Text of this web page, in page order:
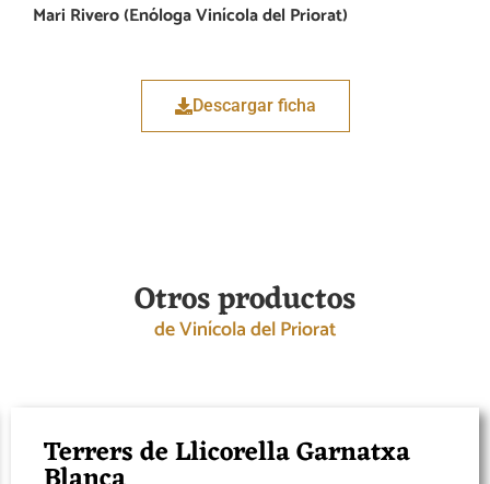
Mari Rivero (Enóloga Vinícola del Priorat)
Descargar ficha
Otros productos
de Vinícola del Priorat
Terrers de Llicorella Garnatxa